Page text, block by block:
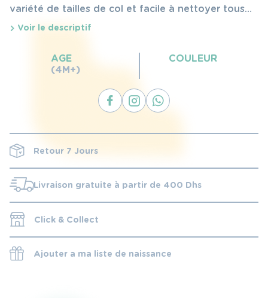
variété de tailles de col et facile à nettoyer tous
types de taches et miettes. Idéale pour recueillir
repas en toute sérénité.
Voir le descriptif
AGE
(4M+)
COULEUR
Retour 7 Jours
Livraison gratuite à partir de 400 Dhs
Click & Collect
Ajouter a ma liste de naissance